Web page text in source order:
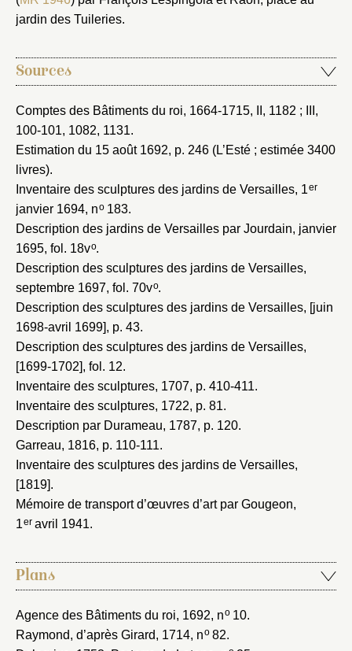
jardin des Tuileries.
Sources
Comptes des Bâtiments du roi, 1664-1715, II, 1182 ; III,
100-101, 1082, 1131.
Estimation du 15 août 1692, p. 246 (L’Esté ; estimée 3400
livres).
Inventaire des sculptures des jardins de Versailles, 1er
janvier 1694, no183.
Description des jardins de Versailles par Jourdain, janvier
1695, fol. 18vo.
Description des sculptures des jardins de Versailles,
septembre 1697, fol. 70vo.
Description des sculptures des jardins de Versailles, [juin
1698-avril 1699], p. 43.
Description des sculptures des jardins de Versailles,
[1699-1702], fol. 12.
Inventaire des sculptures, 1707, p. 410-411.
Inventaire des sculptures, 1722, p. 81.
Description par Durameau, 1787, p. 120.
Garreau, 1816, p. 110-111.
Inventaire des sculptures des jardins de Versailles,
[1819].
Mémoire de transport d’œuvres d’art par Gougeon,
1eravril 1941.
Plans
Agence des Bâtiments du roi, 1692, no10.
Raymond, d’après Girard, 1714, no82.
Valider
Nouveau dossier
Créer et ajouter
Envoyer
Vous n'êtes pas encore inscrit ?
Créer un compte
Vous avez oublié votre mot de passe ?